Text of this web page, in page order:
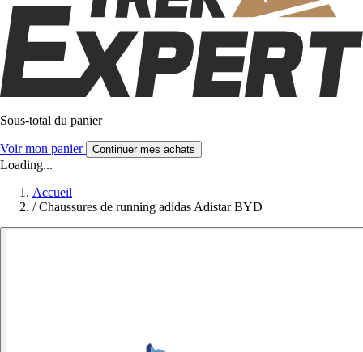
Sous-total du panier
Voir mon panier Continuer mes achats
Loading...
Accueil
/ Chaussures de running adidas Adistar BYD